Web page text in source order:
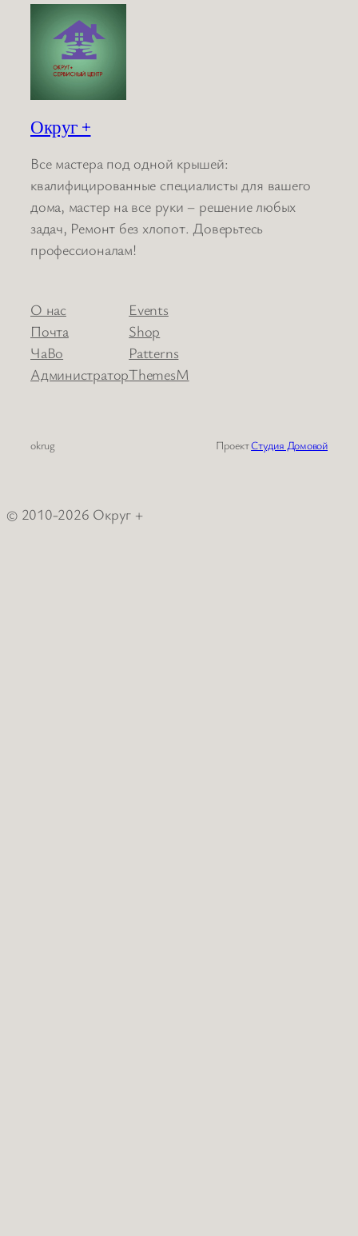
Округ +
Все мастера под одной крышей:
квалифицированные специалисты для вашего
дома, мастер на все руки – решение любых
задач, Ремонт без хлопот. Доверьтесь
профессионалам!
О нас
Почта
ЧаВо
Администратор
Events
Shop
Patterns
ThemesМ
okrug ПроектСтудия Домовой
© 2010-2026 Округ +